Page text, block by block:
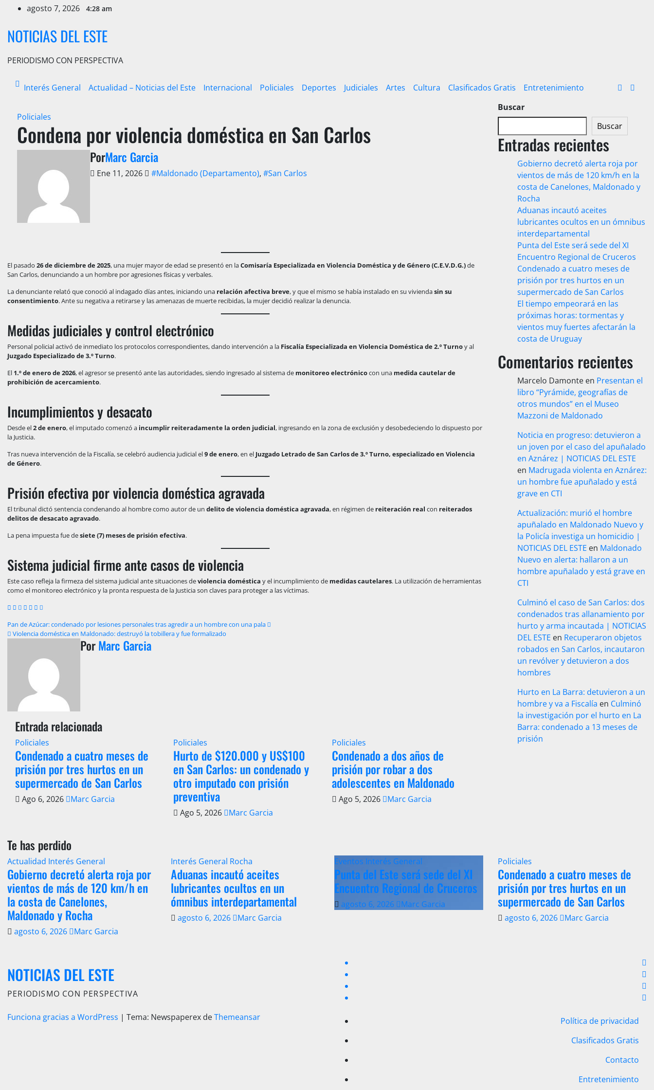
contenido
agosto 7, 2026 4:28 am
NOTICIAS DEL ESTE
PERIODISMO CON PERSPECTIVA
Interés General Actualidad – Noticias del Este Internacional Policiales Deportes Judiciales Artes Cultura Clasificados Gratis Entretenimiento
Policiales
Condena por violencia doméstica en San Carlos
PorMarc Garcia
Ene 11, 2026 #Maldonado (Departamento), #San Carlos
El pasado 26 de diciembre de 2025, una mujer mayor de edad se presentó en laComisaría Especializada en Violencia Doméstica y de Género (C.E.V.D.G.)de
San Carlos, denunciando a un hombre por agresiones físicas y verbales.
La denunciante relató que conoció al indagado días antes, iniciando una relación afectiva breve, y que el mismo se había instalado en su viviendasin su
consentimiento. Ante su negativa a retirarse y las amenazas de muerte recibidas, la mujer decidió realizar la denuncia.
Medidas judiciales y control electrónico
Personal policial activó de inmediato los protocolos correspondientes, dando intervención a la Fiscalía Especializada en Violencia Doméstica de 2.º Turnoy al
Juzgado Especializado de 3.º Turno.
El 1.º de enero de 2026, el agresor se presentó ante las autoridades, siendo ingresado al sistema de monitoreo electrónicocon una medida cautelar de
prohibición de acercamiento.
Incumplimientos y desacato
Desde el2 de enero, el imputado comenzó a incumplir reiteradamente la orden judicial, ingresando en la zona de exclusión y desobedeciendo lo dispuesto por
la Justicia.
Tras nueva intervención de la Fiscalía, se celebró audiencia judicial el9 de enero, en el Juzgado Letrado de San Carlos de 3.º Turno, especializado en Violencia
de Género.
Prisión efectiva por violencia doméstica agravada
El tribunal dictó sentencia condenando al hombre como autor de un delito de violencia doméstica agravada, en régimen de reiteración real con reiterados
delitos de desacato agravado.
La pena impuesta fue desiete (7) meses de prisión efectiva.
Sistema judicial firme ante casos de violencia
Este caso refleja la firmeza del sistema judicial ante situaciones deviolencia doméstica y el incumplimiento de medidas cautelares. La utilización de herramientas
como el monitoreo electrónico y la pronta respuesta de la Justicia son claves para proteger a las víctimas.
Navegación
entradas
Pan de Azúcar: condenado por lesiones personales tras agredir a un hombre con una pala
Violencia doméstica en Maldonado: destruyó la tobillera y fue formalizado
PorMarc Garcia
Entrada relacionada
Policiales
Condenado a cuatro meses de
prisión por tres hurtos en un
supermercado de San Carlos
Ago 6, 2026 Marc Garcia
Policiales
Hurto de $120.000 y US$100
en San Carlos: un condenado y
otro imputado con prisión
preventiva
Ago 5, 2026 Marc Garcia
Policiales
Condenado a dos años de
prisión por robar a dos
adolescentes en Maldonado
Ago 5, 2026 Marc Garcia
Buscar
Buscar
Entradas recientes
Gobierno decretó alerta roja por
vientos de más de 120 km/h en la
costa de Canelones, Maldonado y
Rocha
Aduanas incautó aceites
lubricantes ocultos en un ómnibus
interdepartamental
Punta del Este será sede del XI
Encuentro Regional de Cruceros
Condenado a cuatro meses de
prisión por tres hurtos en un
supermercado de San Carlos
El tiempo empeorará en las
próximas horas: tormentas y
vientos muy fuertes afectarán la
costa de Uruguay
Comentarios recientes
Marcelo Damonte en Presentan el
libro “Pyrámide, geografías de
otros mundos” en el Museo
Mazzoni de Maldonado
Noticia en progreso: detuvieron a
un joven por el caso del apuñalado
en Aznárez | NOTICIAS DEL ESTE
en Madrugada violenta en Aznárez:
un hombre fue apuñalado y está
grave en CTI
Actualización: murió el hombre
apuñalado en Maldonado Nuevo y
la Policía investiga un homicidio |
NOTICIAS DEL ESTE en Maldonado
Nuevo en alerta: hallaron a un
hombre apuñalado y está grave en
CTI
Culminó el caso de San Carlos: dos
condenados tras allanamiento por
hurto y arma incautada | NOTICIAS
DEL ESTE en Recuperaron objetos
robados en San Carlos, incautaron
un revólver y detuvieron a dos
hombres
Hurto en La Barra: detuvieron a un
hombre y va a Fiscalía en Culminó
la investigación por el hurto en La
Barra: condenado a 13 meses de
prisión
Te has perdido
Actualidad Interés General
Gobierno decretó alerta roja por
vientos de más de 120 km/h en
la costa de Canelones,
Maldonado y Rocha
agosto 6, 2026 Marc Garcia
Interés General Rocha
Aduanas incautó aceites
lubricantes ocultos en un
ómnibus interdepartamental
agosto 6, 2026 Marc Garcia
Eventos Interés General
Punta del Este será sede del XI
Encuentro Regional de Cruceros
agosto 6, 2026 Marc Garcia
Policiales
Condenado a cuatro meses de
prisión por tres hurtos en un
supermercado de San Carlos
agosto 6, 2026 Marc Garcia
NOTICIAS DEL ESTE
PERIODISMO CON PERSPECTIVA
Funciona gracias a WordPress | Tema: Newspaperex deThemeansar
Política de privacidad
Clasificados Gratis
Contacto
Entretenimiento